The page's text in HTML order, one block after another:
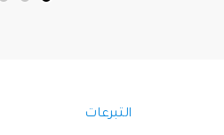
التبرعات